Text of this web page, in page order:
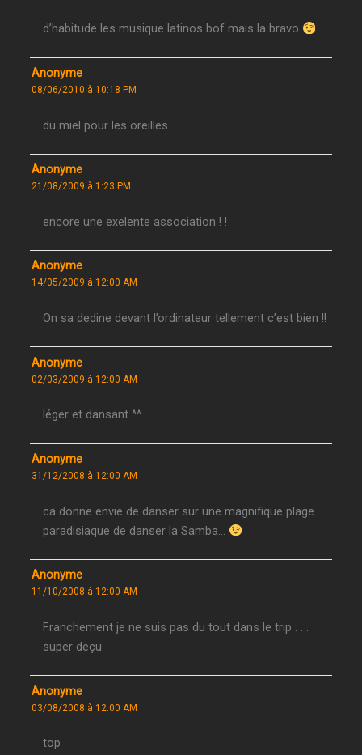
d’habitude les musique latinos bof mais la bravo
Anonyme
08/06/2010 à 10:18 PM
du miel pour les oreilles
Anonyme
21/08/2009 à 1:23 PM
encore une exelente association ! !
Anonyme
14/05/2009 à 12:00 AM
On sa dedine devant l’ordinateur tellement c’est bien !!
Anonyme
02/03/2009 à 12:00 AM
léger et dansant ^^
Anonyme
31/12/2008 à 12:00 AM
ca donne envie de danser sur une magnifique plage
paradisiaque de danser la Samba…
Anonyme
11/10/2008 à 12:00 AM
Franchement je ne suis pas du tout dans le trip . . .
super deçu
Anonyme
03/08/2008 à 12:00 AM
top